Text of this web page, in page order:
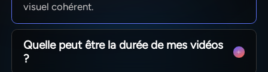
visuel cohérent.
Quelle peut être la durée de mes vidéos
?